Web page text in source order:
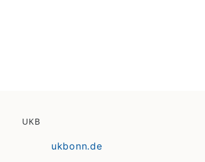
UKB
ukbonn.de